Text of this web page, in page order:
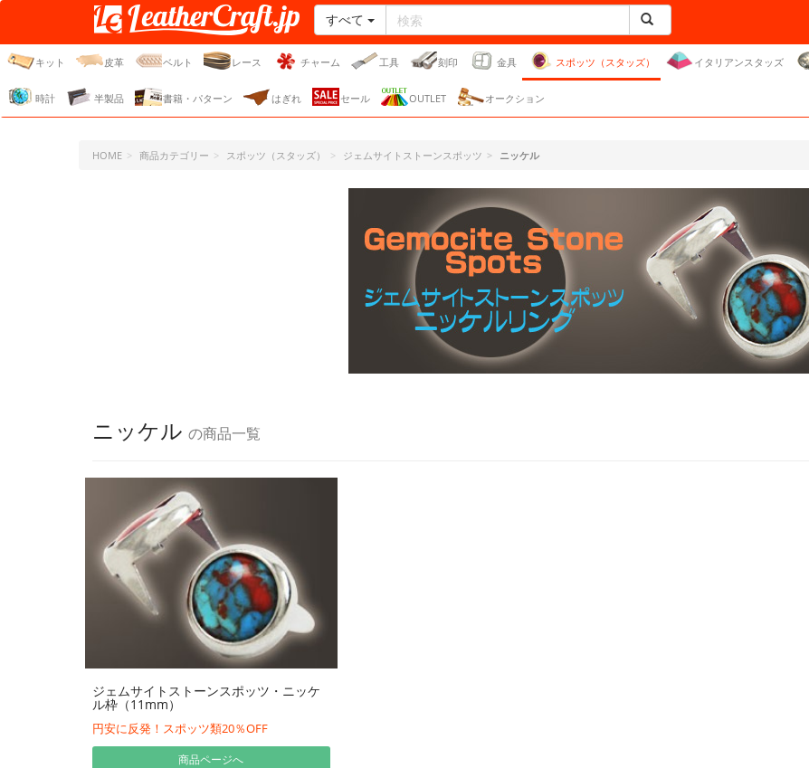
レザークラフト・ドット・
ジェーピー
すべて
キット 皮革 ベルト レース チャーム 工具 刻印 金具 スポッツ（スタッズ） イタリアンスタッズ
時計 半製品 書籍・パターン はぎれ セール OUTLET オークション
HOME 商品カテゴリー スポッツ（スタッズ） ジェムサイトストーンスポッツ ニッケル
ニッケル の商品一覧
ジェムサイトストーンスポッツ・ニッケ
ル枠（11mm）
円安に反発！スポッツ類20％OFF
商品ページへ